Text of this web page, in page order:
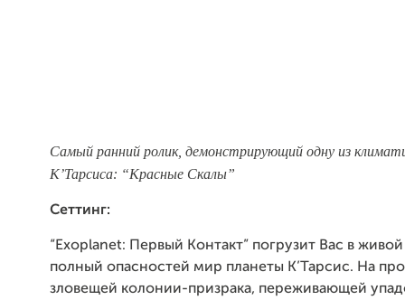
Самый ранний ролик, демонстрирующий одну из
К’Тарсиса: “Красные Скалы”
Сеттинг:
“Exoplanet: Первый Контакт” погрузит Вас в
полный опасностей мир планеты К’Тарсис. На
зловещей колонии-призрака, переживающей